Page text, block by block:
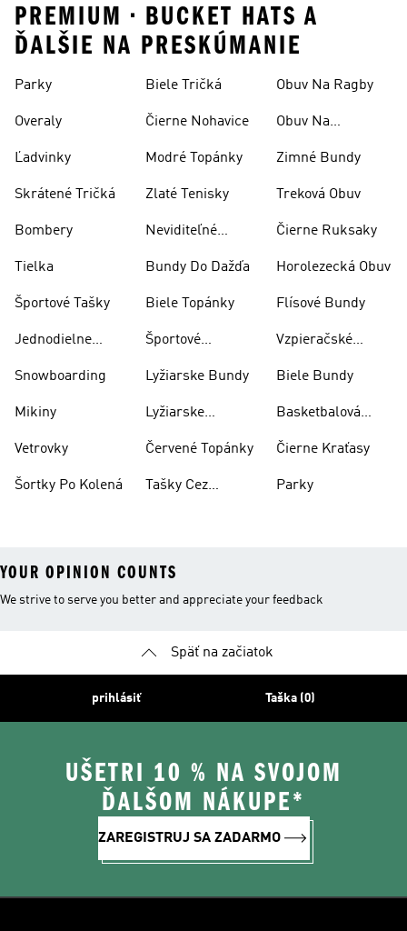
PREMIUM • BUCKET HATS A
ĎALŠIE NA PRESKÚMANIE
Parky
Overaly
Ľadvinky
Skrátené Tričká
Bombery
Tielka
Športové Tašky
Jednodielne
Snowboarding
Mikiny
Vetrovky
Šortky Po Kolená
Biele Tričká
Čierne Nohavice
Modré Topánky
Zlaté Tenisky
Neviditeľné
Bundy Do Dažďa
Biele Topánky
Športové
Lyžiarske Bundy
Lyžiarske
Červené Topánky
Tašky Cez
Obuv Na Ragby
Obuv Na
Zimné Bundy
Treková Obuv
Čierne Ruksaky
Horolezecká Obuv
Flísové Bundy
Vzpieračské
Biele Bundy
Basketbalová
Čierne Kraťasy
Parky
YOUR OPINION COUNTS
We strive to serve you better and appreciate your feedback
Späť na začiatok
prihlásiť Taška (0)
UŠETRI 10 % NA SVOJOM
ĎALŠOM NÁKUPE*
ZAREGISTRUJ SA ZADARMO